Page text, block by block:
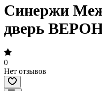
Синержи
дверь
0
Нет отзывов